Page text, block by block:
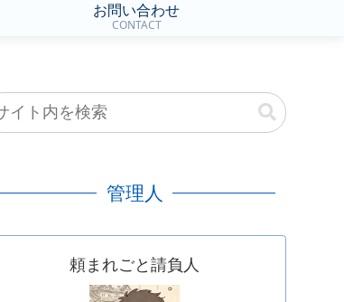
お問い合わせ
CONTACT
管理人
頼まれごと請負人